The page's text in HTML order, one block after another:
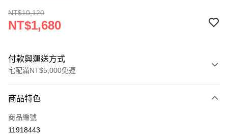
NT$10,120
NT$1,680
付款與運送方式
宅配滿NT$5,000免運
信用卡一次付款
LINE Pay
商品特色
商品編號
11918443